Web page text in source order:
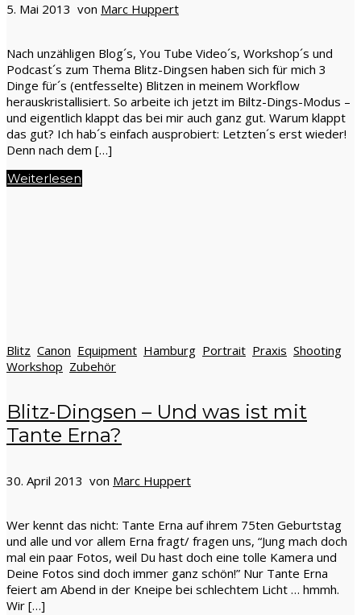
5. Mai 2013 von Marc Huppert
Nach unzähligen Blog´s, You Tube Video´s, Workshop´s und
Podcast´s zum Thema Blitz-Dingsen haben sich für mich 3
Dinge für´s (entfesselte) Blitzen in meinem Workflow
herauskristallisiert. So arbeite ich jetzt im Biltz-Dings-Modus –
und eigentlich klappt das bei mir auch ganz gut. Warum klappt
das gut? Ich hab´s einfach ausprobiert: Letzten´s erst wieder!
Denn nach dem […]
Weiterlesen
Blitz Canon Equipment Hamburg Portrait Praxis Shooting
Workshop Zubehör
Blitz-Dingsen – Und was ist mit
Tante Erna?
30. April 2013 von Marc Huppert
Wer kennt das nicht: Tante Erna auf ihrem 75ten Geburtstag
und alle und vor allem Erna fragt/ fragen uns, “Jung mach doch
mal ein paar Fotos, weil Du hast doch eine tolle Kamera und
Deine Fotos sind doch immer ganz schön!” Nur Tante Erna
feiert am Abend in der Kneipe bei schlechtem Licht … hmmh.
Wir […]